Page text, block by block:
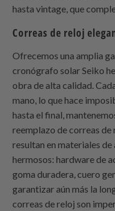
hasta vintage, que
Correas de reloj
Ofrecemos una amplia
cronógrafo solar Seiko
obra de alta calidad.
mano, lo que hace
hasta el final,
reemplazo de correas
resultan en materiales
hermosos: hardware de
goma duradera, cuero
garantizar aún más la
correas de reloj son